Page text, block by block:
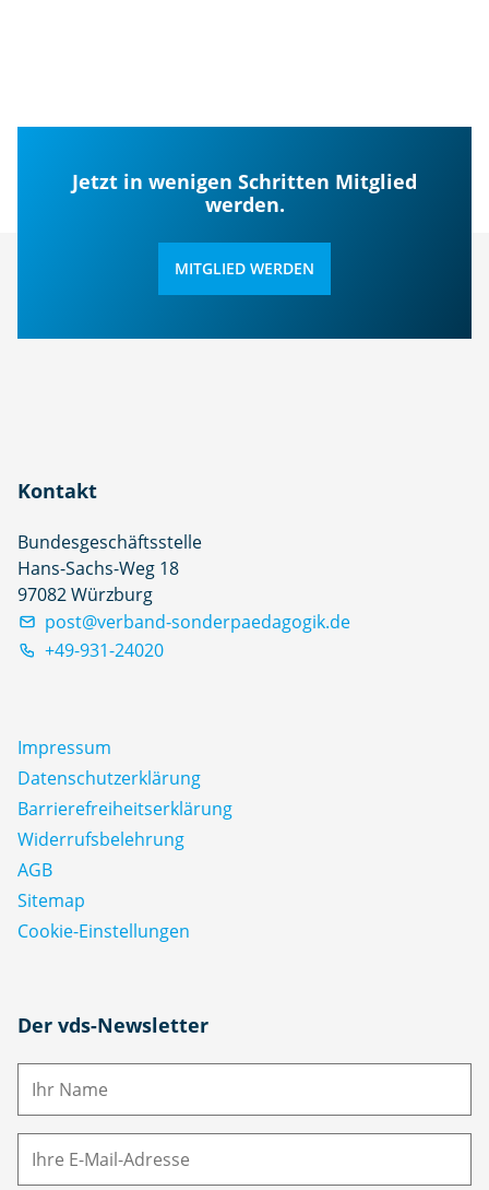
Jetzt in wenigen Schritten Mitglied
werden.
MITGLIED WERDEN
Kontakt
Bundesgeschäftsstelle
Hans-Sachs-Weg 18
97082 Würzburg
post@verband-sonderpaedagogik.de
+49-931-24020
Impressum
Datenschutz­erklärung
Barrierefreiheitserklärung
Widerrufsbelehrung
AGB
Sitemap
Cookie-Einstellungen
Der vds-Newsletter
N
M